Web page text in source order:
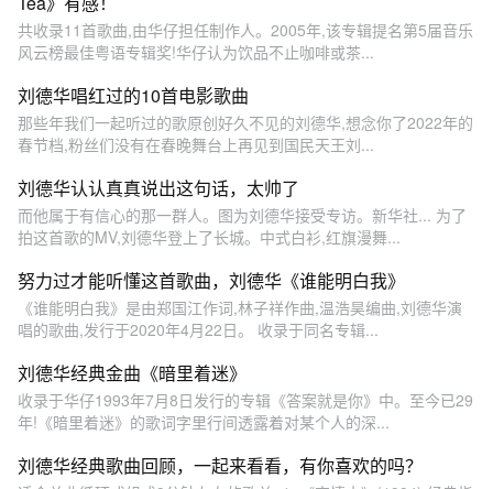
共收录11首歌曲,由华仔担任制作人。2005年,该专辑提名第5届音乐
风云榜最佳粤语专辑奖!华仔认为饮品不止咖啡或茶...
刘德华唱红过的10首电影歌曲
那些年我们一起听过的歌原创好久不见的刘德华,想念你了2022年的
春节档,粉丝们没有在春晚舞台上再见到国民天王刘...
刘德华认认真真说出这句话，太帅了
而他属于有信心的那一群人。图为刘德华接受专访。新华社... 为了
拍这首歌的MV,刘德华登上了长城。中式白衫,红旗漫舞...
努力过才能听懂这首歌曲，刘德华《谁能明白我》
《谁能明白我》是由郑国江作词,林子祥作曲,温浩昊编曲,刘德华演
唱的歌曲,发行于2020年4月22日。 收录于同名专辑...
刘德华经典金曲《暗里着迷》
收录于华仔1993年7月8日发行的专辑《答案就是你》中。至今已29
年!《暗里着迷》的歌词字里行间透露着对某个人的深...
刘德华经典歌曲回顾，一起来看看，有你喜欢的吗？